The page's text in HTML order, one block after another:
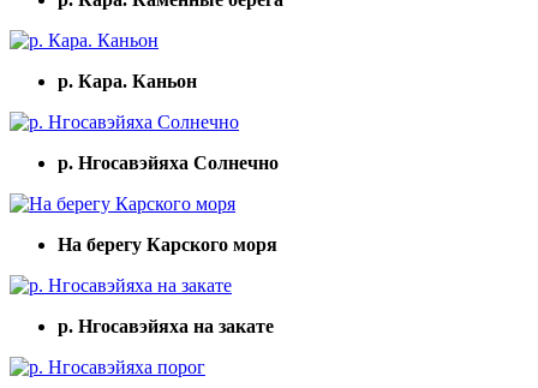
р. Кара. Каньон
р. Нгосавэйяха Солнечно
На берегу Карского моря
р. Нгосавэйяха на закате